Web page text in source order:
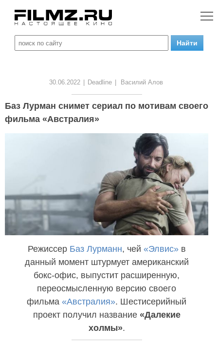
30.06.2022 Deadline Василий Алов
Баз Лурман снимет сериал по мотивам своего
фильма «Австралия»
Режиссер Баз Лурманн, чей «Элвис»в
данный момент штурмует американский
бокс-офис, выпустит расширенную,
переосмысленную версию своего
фильма «Австралия». Шестисерийный
проект получил название «Далекие
холмы».